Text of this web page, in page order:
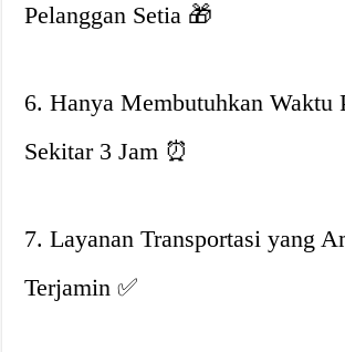
Pelanggan Setia 🎁
6. Hanya Membutuhkan Waktu
Sekitar 3 Jam ⏰
7. Layanan Transportasi yang
Terjamin✅